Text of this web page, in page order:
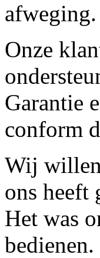
afweging.
Onze
Garantie
conform
Wij
ons heeft
Het was
bedienen.